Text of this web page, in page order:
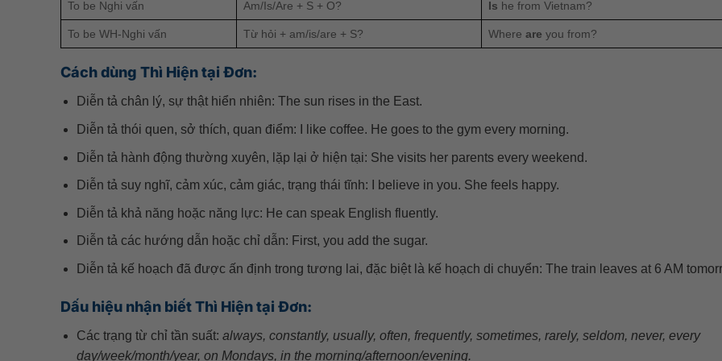
To be Nghi vấn Am/Is/Are + S + O? Is he from Vietnam?
To be WH-Nghi vấn Từ hỏi + am/is/are + S? Where are you from?
Cách dùng Thì Hiện tại Đơn:
Diễn tả chân lý, sự thật hiển nhiên: The sun rises in the East.
Diễn tả thói quen, sở thích, quan điểm: I like coffee. He goes to the gym every morning.
Diễn tả hành động thường xuyên, lặp lại ở hiện tại: She visits her parents every weekend.
Diễn tả suy nghĩ, cảm xúc, cảm giác, trạng thái tĩnh: I believe in you. She feels happy.
Diễn tả khả năng hoặc năng lực: He can speak English fluently.
Diễn tả các hướng dẫn hoặc chỉ dẫn: First, you add the sugar.
Diễn tả kế hoạch đã được ấn định trong tương lai, đặc biệt là kế hoạch di chuyển: The train leaves at 6 AM
Dấu hiệu nhận biết Thì Hiện tại Đơn:
Các trạng từ chỉ tần suất:always, constantly, usually, often, frequently, sometimes, rarely, seldom, never, every
day/week/month/year, on Mondays, in the morning/afternoon/evening.